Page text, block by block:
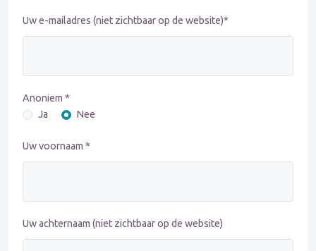
Uw e-mailadres (niet zichtbaar op de website)*
Anoniem *
Ja
Nee
Uw voornaam *
Uw achternaam (niet zichtbaar op de website)